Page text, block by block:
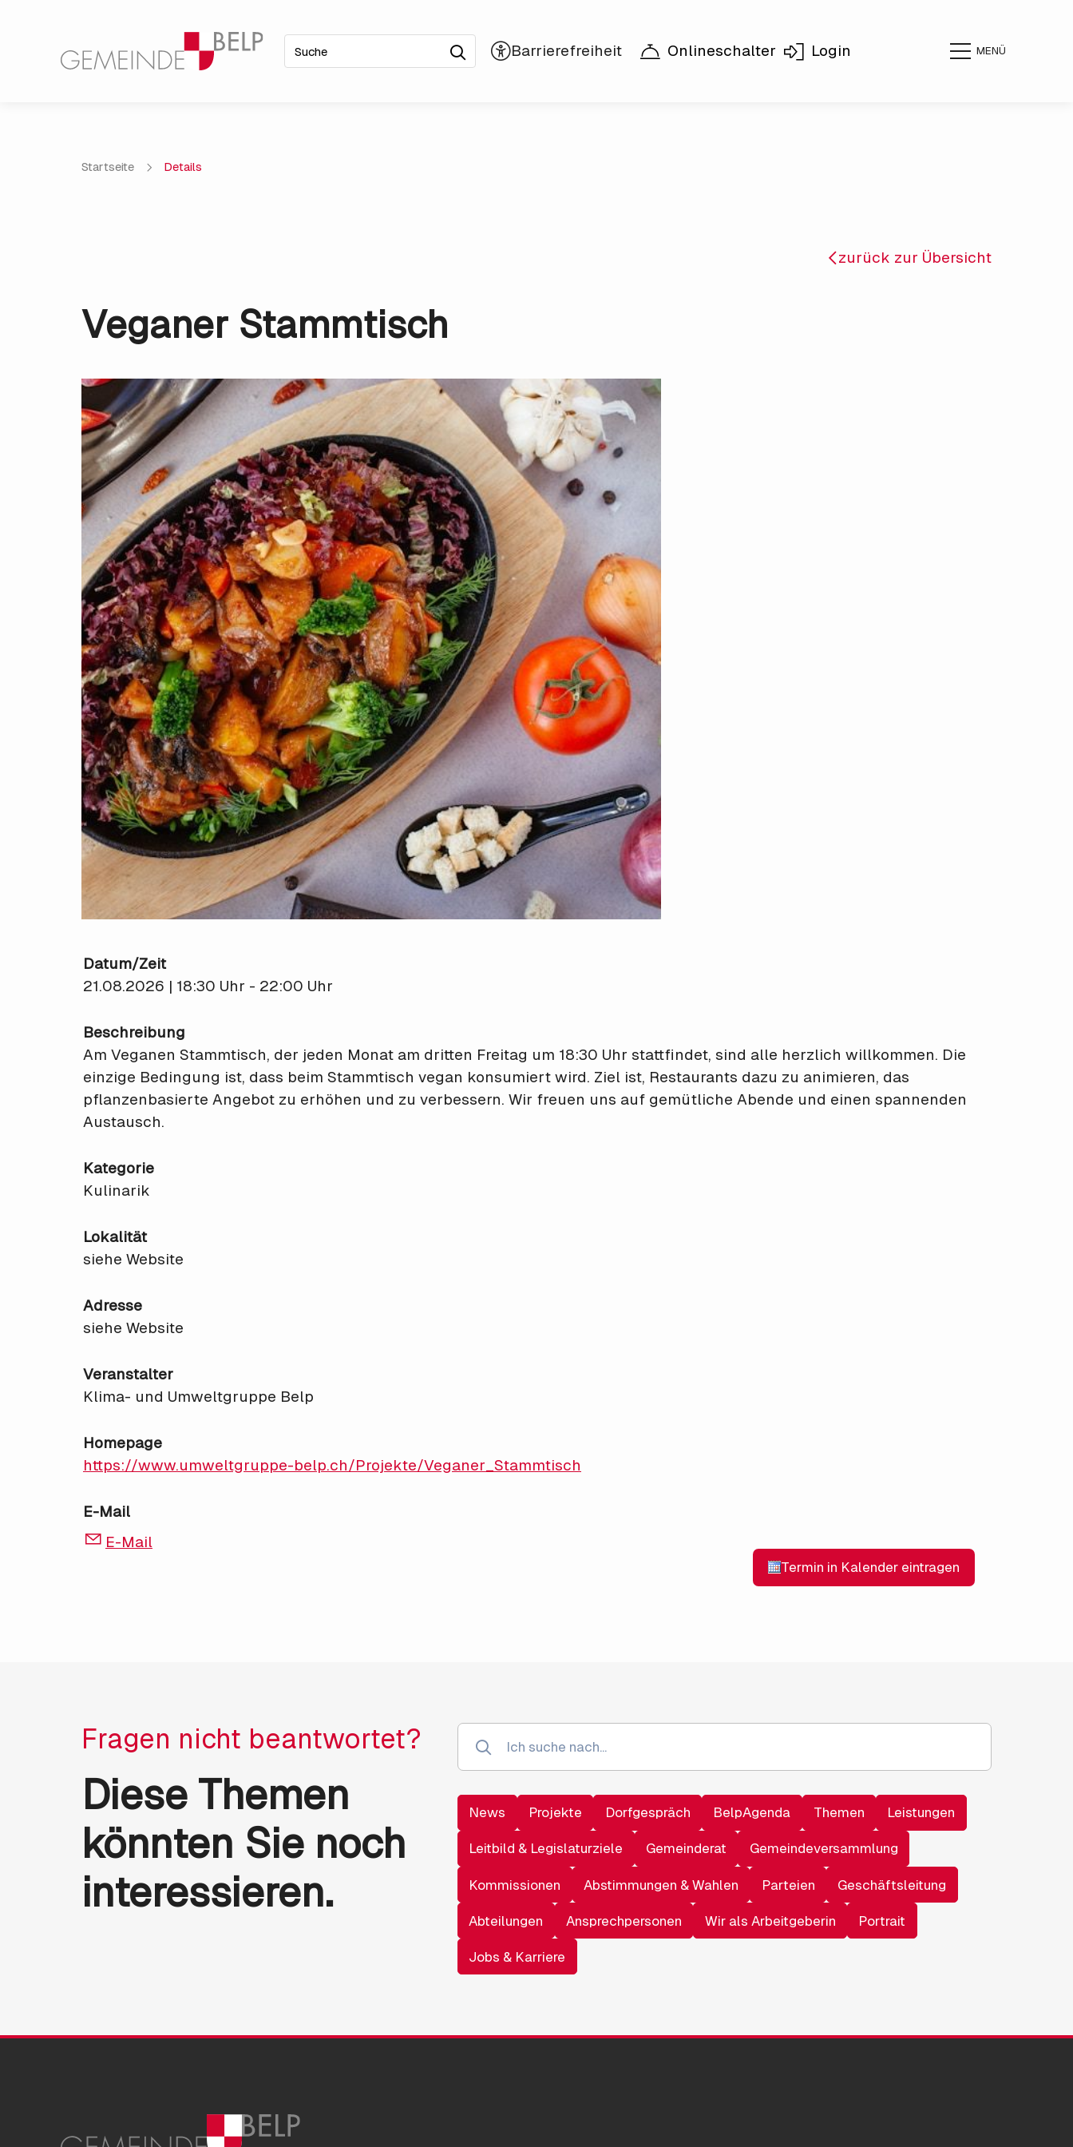
Onlineschalter Login MENÜ
Startseite Details
zurück zur Übersicht
Veganer Stammtisch
Datum/Zeit
21.08.2026 | 18:30 Uhr - 22:00 Uhr
Beschreibung
Am Veganen Stammtisch, der jeden Monat am dritten Freitag um 18:30 Uhr stattfindet, sind alle herzlich willkommen. Die
einzige Bedingung ist, dass beim Stammtisch vegan konsumiert wird. Ziel ist, Restaurants dazu zu animieren, das
pflanzenbasierte Angebot zu erhöhen und zu verbessern. Wir freuen uns auf gemütliche Abende und einen spannenden
Austausch.
Kategorie
Kulinarik
Lokalität
siehe Website
Adresse
siehe Website
Veranstalter
Klima- und Umweltgruppe Belp
Homepage
https://www.umweltgruppe-belp.ch/Projekte/Veganer_Stammtisch
E-Mail
E-Mail
Fragen nicht beantwortet?
Diese Themen
könnten Sie noch
interessieren.
News Projekte Dorfgespräch BelpAgenda Themen Leistungen
Leitbild & Legislaturziele Gemeinderat Gemeindeversammlung
Kommissionen Abstimmungen & Wahlen Parteien Geschäftsleitung
Abteilungen Ansprechpersonen Wir als Arbeitgeberin Portrait
Jobs & Karriere